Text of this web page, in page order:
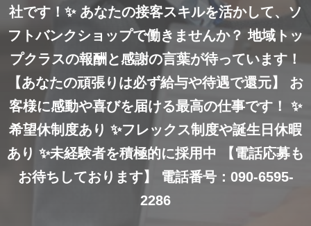
社です！✨あなたの接客スキルを活かして、ソ
フトバンクショップで働きませんか？ 地域トッ
プクラスの報酬と感謝の言葉が待っています！
【あなたの頑張りは必ず給与や待遇で還元】
お
客様に感動や喜びを届ける最高の仕事です！
✨
希望休制度あり ✨フレックス制度や誕生日休暇
あり ✨未経験者を積極的に採用中
【電話応募も
お待ちしております】
電話番号：090-6595-
2286